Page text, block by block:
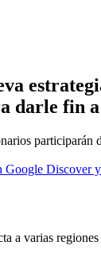
darle fin
participarán
Google Discover
a varias regiones